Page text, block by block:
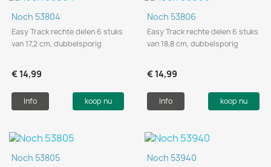
Noch 53804
Easy Track rechte delen 6 stuks
van 17,2 cm, dubbelsporig
€ 14,99
Info koop nu
Noch 53806
Easy Track rechte delen 6 stuks
van 18,8 cm, dubbelsporig
€ 14,99
Info koop nu
Noch 53805 Noch 53940